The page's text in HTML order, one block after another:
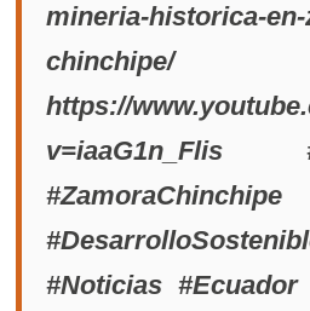
mineria-historica-
chinchipe/
https://
v=iaaG1n_Flis
#Noticias #Ecuador